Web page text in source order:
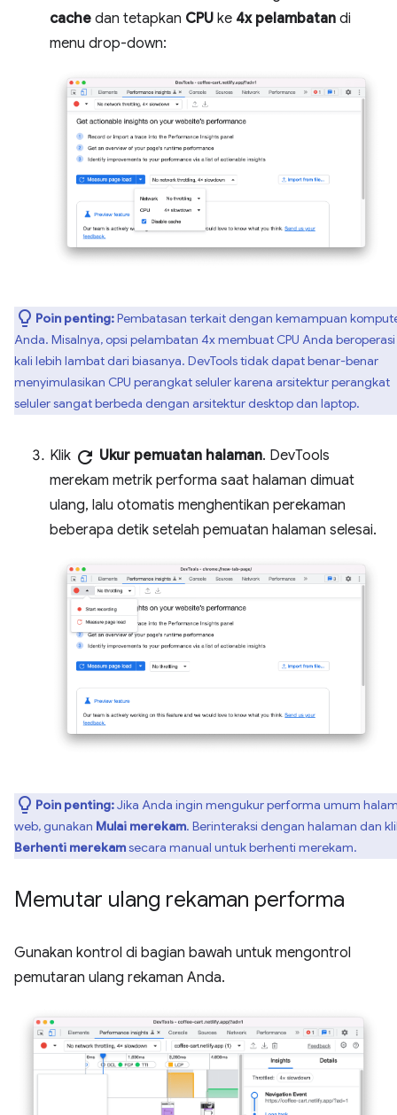
cache dan tetapkan CPU ke 4x pelambatan di
menu drop-down:
Poin penting:Pembatasan terkait dengan kemampuan
Anda. Misalnya, opsi pelambatan 4x membuat CPU Anda
kali lebih lambat dari biasanya. DevTools tidak dapat benar-benar
menyimulasikan CPU perangkat seluler karena arsitektur perangkat
seluler sangat berbeda dengan arsitektur desktop dan laptop.
Klik refresh Ukur pemuatan halaman. DevTools
merekam metrik performa saat halaman dimuat
ulang, lalu otomatis menghentikan perekaman
beberapa detik setelah pemuatan halaman selesai.
Poin penting:Jika Anda ingin mengukur performa umum
web, gunakan Mulai merekam. Berinteraksi dengan halaman dan
Berhenti merekamsecara manual untuk berhenti merekam.
Memutar ulang rekaman performa
Gunakan kontrol di bagian bawah untuk mengontrol
pemutaran ulang rekaman Anda.